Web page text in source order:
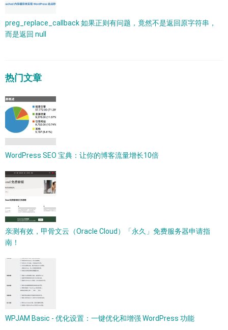
preg_replace_callback 如果正则有问题，竟然不是返回原字符串，
而是返回 null
热门文章
WordPress SEO 宝典：让你的博客流量增长10倍
亲测有效，甲骨文云（Oracle Cloud）「永久」免费服务器申请指
南！
WPJAM Basic - 优化设置：一键优化和增强 WordPress 功能